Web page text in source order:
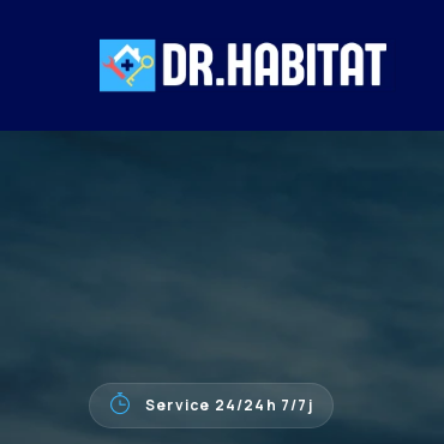
Service 24/24h 7/7j